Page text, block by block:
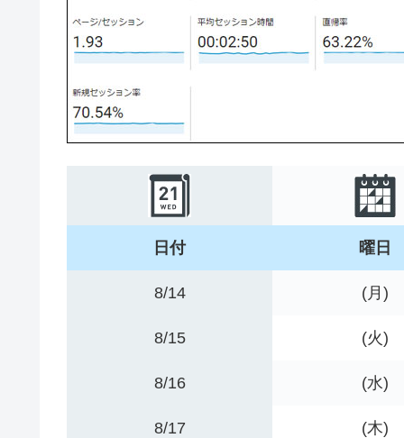
日付 曜日
8/14 (月)
8/15 (火)
8/16 (水)
8/17 (木)